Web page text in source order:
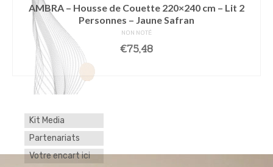
AMBRA – Housse de Couette 220×240 cm – Lit 2
Personnes – Jaune Safran
NON NOTÉ
€75,48
AJOUTER AU PANIER
Kit Media
Partenariats
Votre encart ici